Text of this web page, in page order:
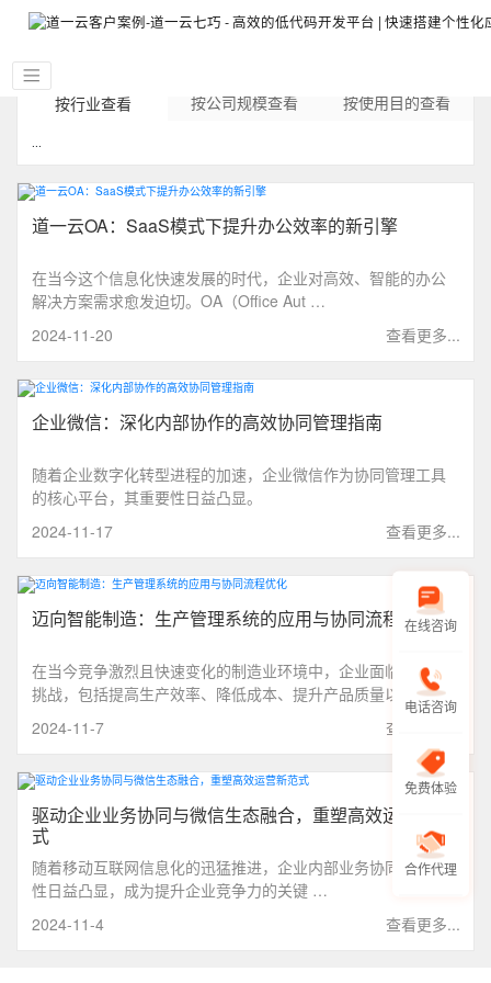
按行业查看 按公司规模查看 按使用目的查看
道一云OA：SaaS模式下提升办公效率的新引擎
在当今这个信息化快速发展的时代，企业对高效、智能的办公
解决方案需求愈发迫切。OA（Office Aut …
查看更多...
2024-11-20
企业微信：深化内部协作的高效协同管理指南
随着企业数字化转型进程的加速，企业微信作为协同管理工具
的核心平台，其重要性日益凸显。
查看更多...
2024-11-17
迈向智能制造：生产管理系统的应用与协同流程优化
在当今竞争激烈且快速变化的制造业环境中，企业面临着诸多
挑战，包括提高生产效率、降低成本、提升产品质量以及灵活
查看更多...
2024-11-7
驱动企业业务协同与微信生态融合，重塑高效运营新范
式
随着移动互联网信息化的迅猛推进，企业内部业务协同的重要
性日益凸显，成为提升企业竞争力的关键 …
查看更多...
2024-11-4
在线咨询
电话咨询
免费体验
合作代理